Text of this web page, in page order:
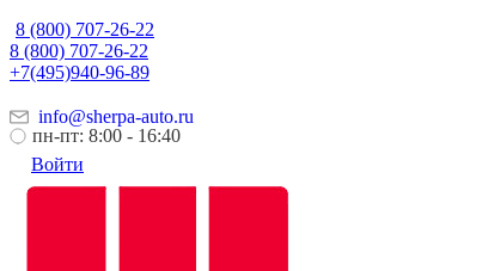
8 (800) 707-26-22
8 (800) 707-26-22
+7(495)940-96-89
info@sherpa-auto.ru
пн-пт: 8:00 - 16:40
Войти